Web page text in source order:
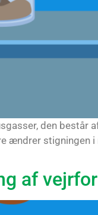
den består
ændrer stigningen
af